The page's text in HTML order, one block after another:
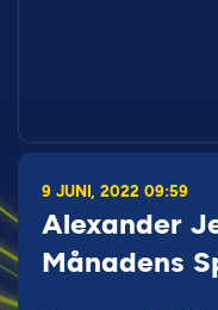
9 JUNI, 2022 09:59
Alexander
Månadens